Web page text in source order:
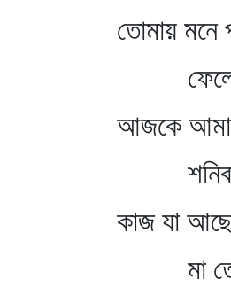
তোমায় মনে
ফেলে
আজকে
কাজ যা
মা তোর